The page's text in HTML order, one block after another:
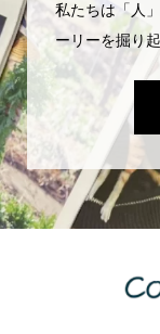
私たちは「人
ーリーを掘り